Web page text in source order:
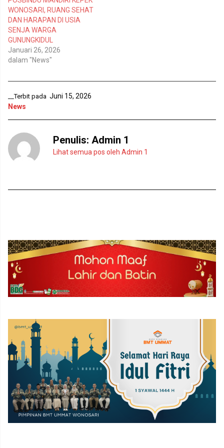
n
d
e
l
a
y
a
n
g
b
u
j
e
n
d
e
a
y
a
a
u
WONOSARI, RUANG SEHAT
DAN HARAPAN DI USIA
SENJA WARGA
GUNUNGKIDUL
Januari 26, 2026
dalam "News"
__Terbit pada Juni 15, 2026
News
Penulis: Admin 1
Lihat semua pos oleh Admin 1